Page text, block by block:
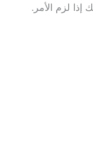
لزم الأمر.